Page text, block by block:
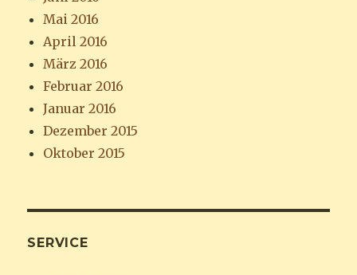
Mai 2016
April 2016
März 2016
Februar 2016
Januar 2016
Dezember 2015
Oktober 2015
SERVICE